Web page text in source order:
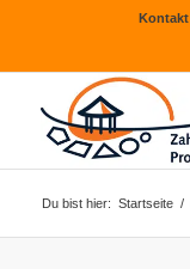
Kontakt
Du bist hier: Startseite /